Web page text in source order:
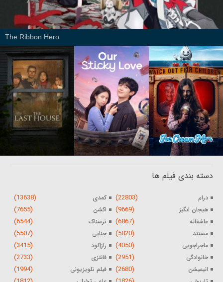
The Ribbon Hero
دسته بندی فیلم ها
درام (22803) کمدی (13638)
هیجان انگیز (9669) اکشن (7655)
عاشقانه (6867) ترسناک (6544)
مستند (5820) جنایی (5507)
ماجراجویی (4050) رازآلود (3415)
خانوادگی (2951) فانتزی (2733)
انیمیشن (2680) فیلم تلویزیونی (1994)